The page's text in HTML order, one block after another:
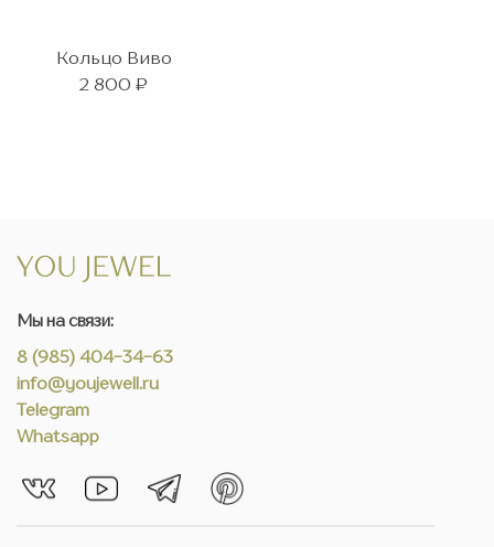
Кольцо Виво
2 800 ₽
Мы на связи:
8 (985) 404-34-63
info@youjewell.ru
Telegram
Whatsapp